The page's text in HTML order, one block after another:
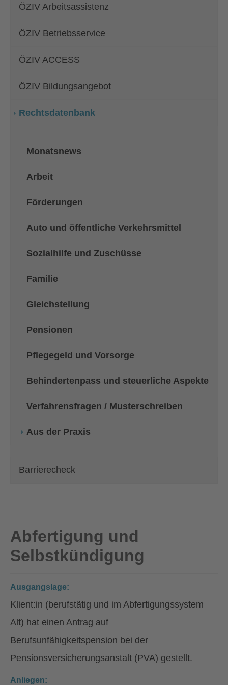
ÖZIV Arbeitsassistenz
ÖZIV Betriebsservice
ÖZIV ACCESS
ÖZIV Bildungsangebot
Rechtsdatenbank
Monatsnews
Arbeit
Förderungen
Auto und öffentliche Verkehrsmittel
Sozialhilfe und Zuschüsse
Familie
Gleichstellung
Pensionen
Pflegegeld und Vorsorge
Behindertenpass und steuerliche Aspekte
Verfahrensfragen / Musterschreiben
Aus der Praxis
Barrierecheck
Abfertigung und
Selbstkündigung
Ausgangslage:
Klient:in (berufstätig und im Abfertigungssystem
Alt) hat einen Antrag auf
Berufsunfähigkeitspension bei der
Pensionsversicherungsanstalt (PVA) gestellt.
Anliegen: